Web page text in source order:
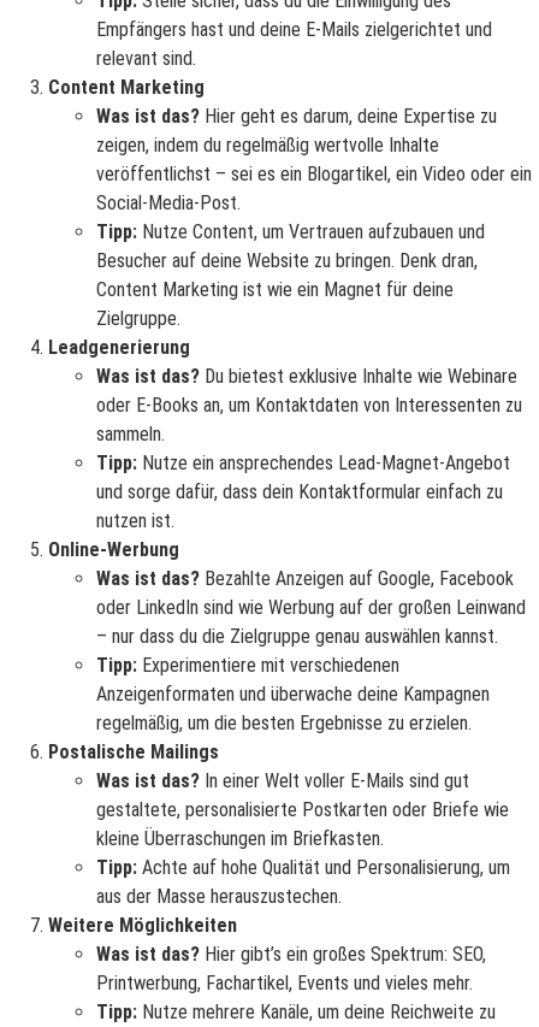
Empfängers hast und deine E-Mails zielgerichtet und
relevant sind.
Content Marketing
Was ist das? Hier geht es darum, deine Expertise zu
zeigen, indem du regelmäßig wertvolle Inhalte
veröffentlichst – sei es ein Blogartikel, ein Video oder ein
Social-Media-Post.
Tipp: Nutze Content, um Vertrauen aufzubauen und
Besucher auf deine Website zu bringen. Denk dran,
Content Marketing ist wie ein Magnet für deine
Zielgruppe.
Leadgenerierung
Was ist das? Du bietest exklusive Inhalte wie Webinare
oder E-Books an, um Kontaktdaten von Interessenten zu
sammeln.
Tipp: Nutze ein ansprechendes Lead-Magnet-Angebot
und sorge dafür, dass dein Kontaktformular einfach zu
nutzen ist.
Online-Werbung
Was ist das? Bezahlte Anzeigen auf Google, Facebook
oder LinkedIn sind wie Werbung auf der großen Leinwand
– nur dass du die Zielgruppe genau auswählen kannst.
Tipp: Experimentiere mit verschiedenen
Anzeigenformaten und überwache deine Kampagnen
regelmäßig, um die besten Ergebnisse zu erzielen.
Postalische Mailings
Was ist das? In einer Welt voller E-Mails sind gut
gestaltete, personalisierte Postkarten oder Briefe wie
kleine Überraschungen im Briefkasten.
Tipp: Achte auf hohe Qualität und Personalisierung, um
aus der Masse herauszustechen.
Weitere Möglichkeiten
Was ist das? Hier gibt’s ein großes Spektrum: SEO,
Printwerbung, Fachartikel, Events und vieles mehr.
Tipp: Nutze mehrere Kanäle, um deine Reichweite zu